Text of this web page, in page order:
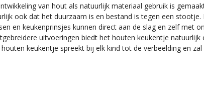
van hout als natuurlijk materiaal gebruik is
ook dat het duurzaam is en bestand is tegen een stootje.
en keukenprinsjes kunnen direct aan de slag en zelf met
uitvoeringen biedt het houten keukentje natuurlijk
keukentje spreekt bij elk kind tot de verbeelding en zal